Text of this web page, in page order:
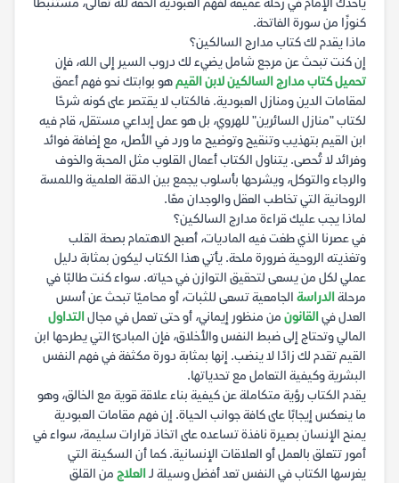
يأخذك الإمام في رحلة عميقة لفهم العبودية الحقة لله تعالى، مستنبطًا
كنوزًا من سورة الفاتحة.
ماذا يقدم لك كتاب مدارج السالكين؟
إن كنت تبحث عن مرجع شامل يضيء لك دروب السير إلى الله، فإن
تحميل كتاب مدارج السالكين لابن القيمهو بوابتك نحو فهم أعمق
لمقامات الدين ومنازل العبودية. فالكتاب لا يقتصر على كونه شرحًا
لكتاب "منازل السائرين" للهروي، بل هو عمل إبداعي مستقل، قام فيه
ابن القيم بتهذيب وتنقيح وتوضيح ما ورد في الأصل، مع إضافة فوائد
وفرائد لا تُحصى. يتناول الكتاب أعمال القلوب مثل المحبة والخوف
والرجاء والتوكل، ويشرحها بأسلوب يجمع بين الدقة العلمية واللمسة
الروحانية التي تخاطب العقل والوجدان معًا.
لماذا يجب عليك قراءة مدارج السالكين؟
في عصرنا الذي طغت فيه الماديات، أصبح الاهتمام بصحة القلب
وتغذيته الروحية ضرورة ملحة. يأتي هذا الكتاب ليكون بمثابة دليل
عملي لكل من يسعى لتحقيق التوازن في حياته. سواء كنت طالبًا في
مرحلةالدراسة الجامعية تسعى للثبات، أو محاميًا تبحث عن أسس
العدل فيالقانون من منظور إيماني، أو حتى تعمل في مجالالتداول
المالي وتحتاج إلى ضبط النفس والأخلاق، فإن المبادئ التي يطرحها ابن
القيم تقدم لك زادًا لا ينضب. إنها بمثابة دورة مكثفة في فهم النفس
البشرية وكيفية التعامل مع تحدياتها.
يقدم الكتاب رؤية متكاملة عن كيفية بناء علاقة قوية مع الخالق، وهو
ما ينعكس إيجابًا على كافة جوانب الحياة. إن فهم مقامات العبودية
يمنح الإنسان بصيرة نافذة تساعده على اتخاذ قرارات سليمة، سواء في
أمور تتعلق بالعمل أو العلاقات الإنسانية. كما أن السكينة التي
يغرسها الكتاب في النفس تعد أفضل وسيلة لـالعلاج من القلق